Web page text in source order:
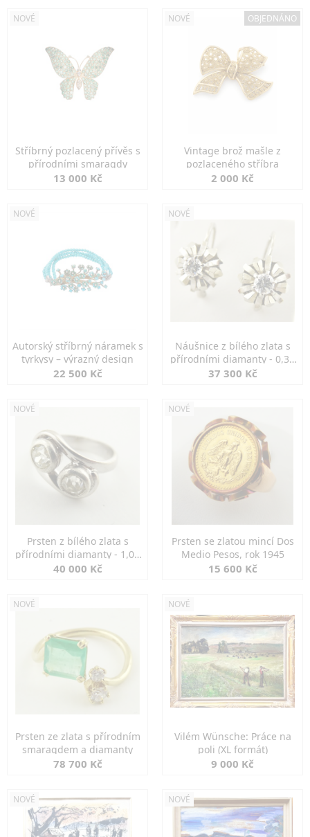
NOVÉ
Stříbrný pozlacený přívěs s
přírodními smaragdy
13 000 Kč
NOVÉ OBJEDNÁNO
Vintage brož mašle z
pozlaceného stříbra
2 000 Kč
NOVÉ
Autorský stříbrný náramek s
tyrkysy – výrazný design
22 500 Kč
NOVÉ
Náušnice z bílého zlata s
přírodními diamanty - 0,30
ct
37 300 Kč
NOVÉ
Prsten z bílého zlata s
přírodními diamanty - 1,00
ct
40 000 Kč
NOVÉ
Prsten se zlatou mincí Dos
Medio Pesos, rok 1945
15 600 Kč
NOVÉ
Prsten ze zlata s přírodním
smaragdem a diamanty
78 700 Kč
NOVÉ
Vilém Wünsche: Práce na
poli (XL formát)
9 000 Kč
NOVÉ NOVÉ